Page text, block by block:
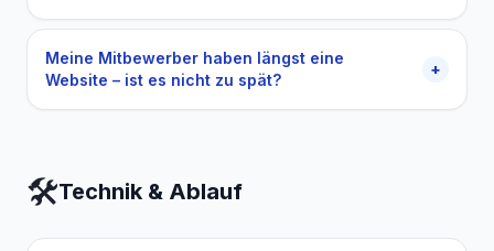
Meine Mitbewerber haben längst eine
Website – ist es nicht zu spät?
+
🛠️Technik & Ablauf